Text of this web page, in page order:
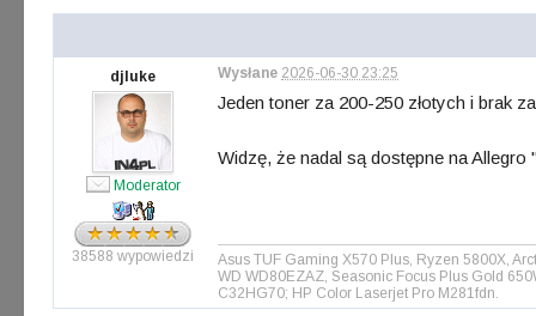
djluke
Moderator
38588 wypowiedzi
Wysłane 2026-06-30 23:25
Jeden toner za 200-250 złotych i brak
Widzę, że nadal są dostępne na
Asus TUF Gaming X570 Plus, Ryzen 5800X,
WD WD80EZAZ, Seasonic Focus Plus Gold
C32HG70; HP Color Laserjet Pro M281fdn.